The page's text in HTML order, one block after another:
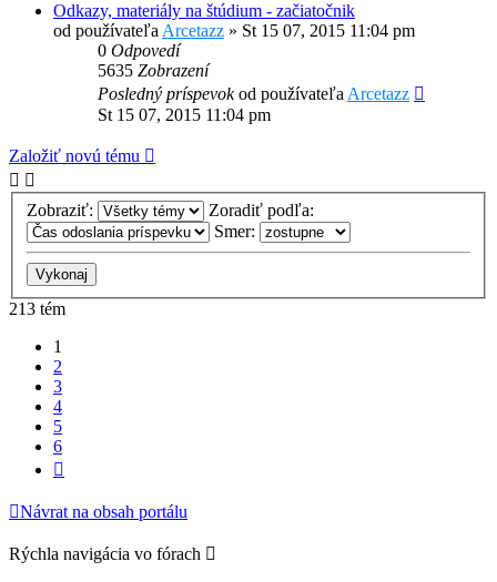
Odkazy, materiály na štúdium - začiatočnik
od používateľaArcetazz » St 15 07, 2015 11:04 pm
0 Odpovedí
5635 Zobrazení
Posledný príspevokod používateľaArcetazz
St 15 07, 2015 11:04 pm
Založiť novú tému
Zobraziť:
Zoradiť podľa:
Smer:
213 tém
1
2
3
4
5
6
Návrat na obsah portálu
Rýchla navigácia vo fórach